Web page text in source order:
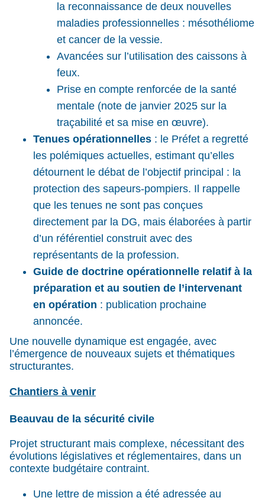
la reconnaissance de deux nouvelles
maladies professionnelles : mésothéliome
et cancer de la vessie.
Avancées sur l’utilisation des caissons à
feux.
Prise en compte renforcée de la santé
mentale (note de janvier 2025 sur la
traçabilité et sa mise en œuvre).
Tenues opérationnelles : le Préfet a regretté
les polémiques actuelles, estimant qu’elles
détournent le débat de l’objectif principal : la
protection des sapeurs-pompiers. Il rappelle
que les tenues ne sont pas conçues
directement par la DG, mais élaborées à partir
d’un référentiel construit avec des
représentants de la profession.
Guide de doctrine opérationnelle relatif à la
préparation et au soutien de l’intervenant
en opération : publication prochaine
annoncée.
Une nouvelle dynamique est engagée, avec
l’émergence de nouveaux sujets et thématiques
structurantes.
Chantiers à venir
Beauvau de la sécurité civile
Projet structurant mais complexe, nécessitant des
évolutions législatives et réglementaires, dans un
contexte budgétaire contraint.
Une lettre de mission a été adressée au